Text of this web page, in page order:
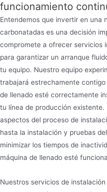
funcionamiento
Entendemos que invertir en una
carbonatadas es una decisión
compromete a ofrecer servicios
para garantizar un arranque
tu equipo. Nuestro equipo
trabajará estrechamente
de llenado esté correctamente
tu línea de producción
aspectos del proceso de
hasta la instalación y pruebas
minimizar los tiempos de
máquina de llenado esté
Nuestros servicios de